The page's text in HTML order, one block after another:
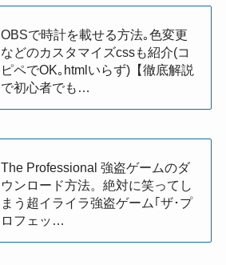
OBSで時計を載せる方法｡色変更
などのカスタマイズcssも紹介(コ
ピペでOK｡htmlいらず)【徹底解説
で初心者でも…
The Professional 強盗ゲームのダ
ウンロード方法。絶対に笑ってし
まう超イライラ強盗ゲーム｢ザ･プ
ロフェッ…